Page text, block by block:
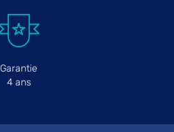
Garantie
4 ans